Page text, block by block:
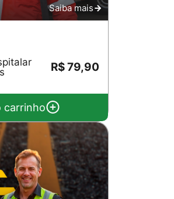
Saiba mais
R$ 79,90
carrinho